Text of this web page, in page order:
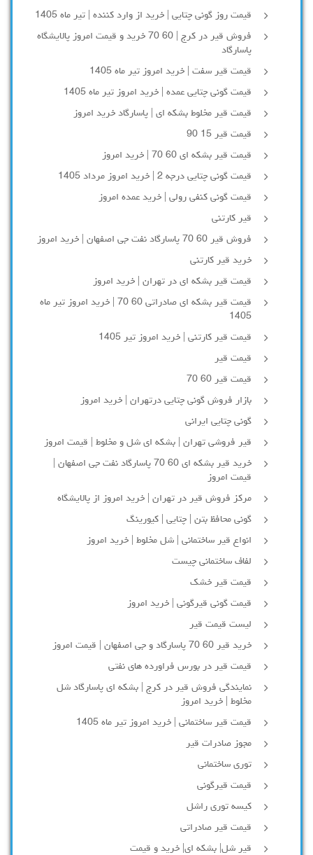
قیمت روز گونی چتایی | خرید از وارد کننده | تیر ماه 1405
فروش قیر در کرج | 60 70 خرید و قیمت امروز پالایشگاه
پاسارگاد
قیمت قیر سفت | خرید امروز تیر ماه 1405
قیمت گونی چتایی عمده | خرید امروز تیر ماه 1405
قیمت قیر مخلوط بشکه ای | پاسارگاد خرید امروز
قیمت قیر 15 90
قیمت قیر بشکه ای 60 70 | خرید امروز
قیمت گونی چتایی درجه 2 | خرید امروز مرداد 1405
قیمت گونی کنفی رولی | خرید عمده امروز
قیر کارتنی
فروش قیر 60 70 پاسارگاد نفت جی اصفهان | خرید امروز
خرید قیر کارتنی
قیمت قیر بشکه ای در تهران | خرید امروز
قیمت قیر بشکه ای صادراتی 60 70 | خرید امروز تیر ماه
1405
قیمت قیر کارتنی | خرید امروز تیر 1405
قیمت قیر
قیمت قیر 60 70
بازار فروش گونی چتایی درتهران | خرید امروز
گونی چتایی ایرانی
قیر فروشی تهران | بشکه ای شل و مخلوط | قیمت امروز
خرید قیر بشکه ای 60 70 پاسارگاد نفت جی اصفهان |
قیمت امروز
مرکز فروش قیر در تهران | خرید امروز از پالایشگاه
گونی محافظ بتن | چتایی | کیورینگ
انواع قیر ساختمانی | شل مخلوط | خرید امروز
لفاف ساختمانی چیست
قیمت قیر خشک
قیمت گونی قیرگونی | خرید امروز
لیست قیمت قیر
خرید قیر 60 70 پاسارگاد و جی اصفهان | قیمت امروز
قیمت قیر در بورس فراورده های نفتی
نمایندگی فروش قیر در کرج | بشکه ای پاسارگاد شل
مخلوط | خرید امروز
قیمت قیر ساختمانی | خرید امروز تیر ماه 1405
مجوز صادرات قیر
توری ساختمانی
قیمت قیرگونی
کیسه توری راشل
قیمت قیر صادراتی
قیر شل| بشکه ای| خرید و قیمت